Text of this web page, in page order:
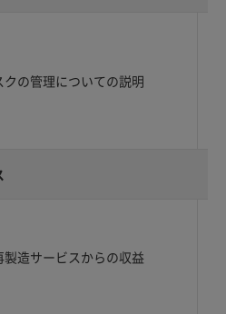
の管理についての説明
造サービスからの収益